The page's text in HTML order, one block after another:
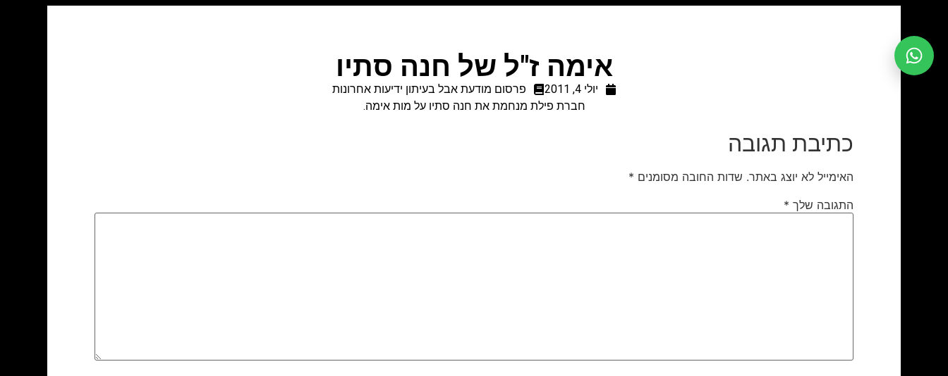
אימה ז"ל של חנה סתיו
יולי 4, 2011
פרסום מודעת אבל בעיתון ידיעות אחרונות
חברת פילת מנחמת את חנה סתיו על מות אימה.
כתיבת תגובה
האימייל לא יוצג באתר. שדות החובה מסומנים *
התגובה שלך *